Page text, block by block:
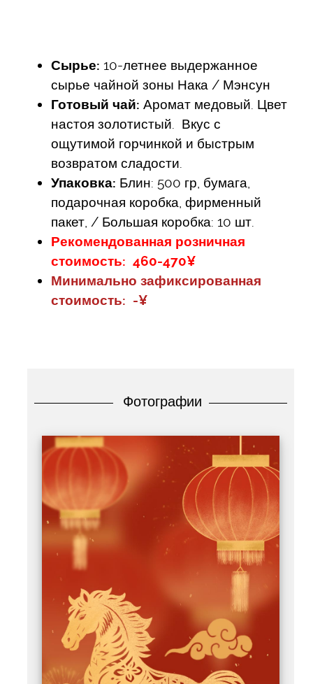
Сырье: 10-летнее выдержанное
сырье чайной зоны Нака / Мэнсун
Готовый чай: Аромат медовый. Цвет
настоя золотистый. Вкус с
ощутимой горчинкой и быстрым
возвратом сладости.
Упаковка: Блин: 500 гр, бумага,
подарочная коробка, фирменный
пакет, / Большая коробка: 10 шт.
Рекомендованная розничная
стоимость: 460-470¥
Минимально зафиксированная
стоимость: -¥
Фотографии